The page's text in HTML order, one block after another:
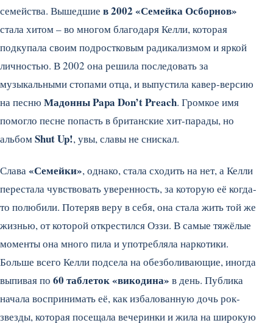
семейства. Вышедшие в 2002 «Семейка Осборнов»
стала хитом – во многом благодаря Келли, которая
подкупала своим подростковым радикализмом и яркой
личностью. В 2002 она решила последовать за
музыкальными стопами отца, и выпустила кавер-версию
на песню Мадонны Papa Don’t Preach. Громкое имя
помогло песне попасть в британские хит-парады, но
альбомShut Up!, увы, славы не снискал.
Слава«Семейки», однако, стала сходить на нет, а Келли
перестала чувствовать уверенность, за которую её когда-
то полюбили. Потеряв веру в себя, она стала жить той же
жизнью, от которой открестился Оззи. В самые тяжёлые
моменты она много пила и употребляла наркотики.
Больше всего Келли подсела на обезболивающие, иногда
выпивая по 60 таблеток«викодина» в день. Публика
начала воспринимать её, как избалованную дочь рок-
звезды, которая посещала вечеринки и жила на широкую